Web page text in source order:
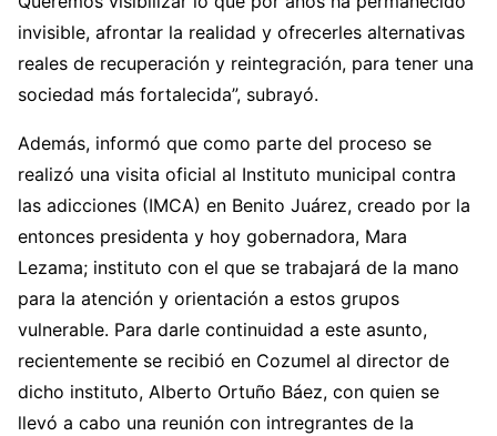
invisible, afrontar la realidad y ofrecerles alternativas
reales de recuperación y reintegración, para tener una
sociedad más fortalecida”, subrayó.
Además, informó que como parte del proceso se
realizó una visita oficial al Instituto municipal contra
las adicciones (IMCA) en Benito Juárez, creado por la
entonces presidenta y hoy gobernadora, Mara
Lezama; instituto con el que se trabajará de la mano
para la atención y orientación a estos grupos
vulnerable. Para darle continuidad a este asunto,
recientemente se recibió en Cozumel al director de
dicho instituto, Alberto Ortuño Báez, con quien se
llevó a cabo una reunión con intregrantes de la